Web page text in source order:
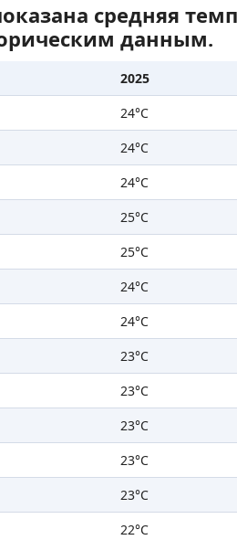
средняя
данным.
2025
24°C
24°C
24°C
25°C
25°C
24°C
24°C
23°C
23°C
23°C
23°C
23°C
22°C